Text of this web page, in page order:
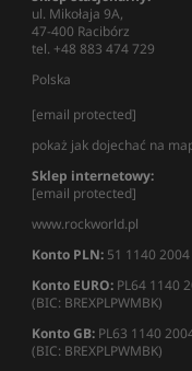
ul. Mikołaja 9A,
47-400 Racibórz
tel. +48 883 474 729
Polska
[email protected]
pokaż jak dojechać na
Sklep internetowy:
[email protected]
www.rockworld.pl
Konto PLN: 51 1140
Konto EURO: PL64 1140
(BIC: BREXPLPWMBK)
Konto GB: PL63 1140
(BIC: BREXPLPWMBK)